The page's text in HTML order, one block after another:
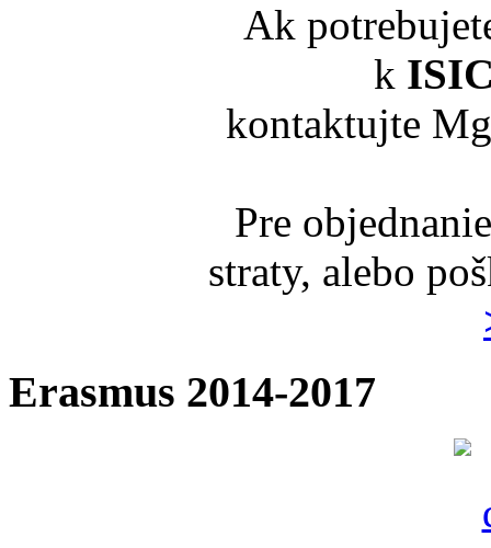
Ak
k
kontaktujte
Pre
straty, alebo
Erasmus 2014-2017